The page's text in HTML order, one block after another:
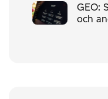
GEO:
och